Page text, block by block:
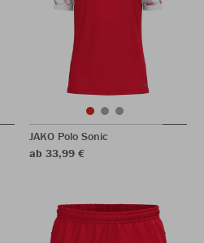
JAKO Polo Sonic
ab 33,99 €